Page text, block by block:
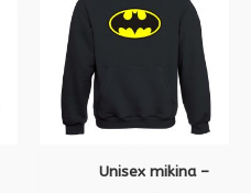
Unisex mikina –